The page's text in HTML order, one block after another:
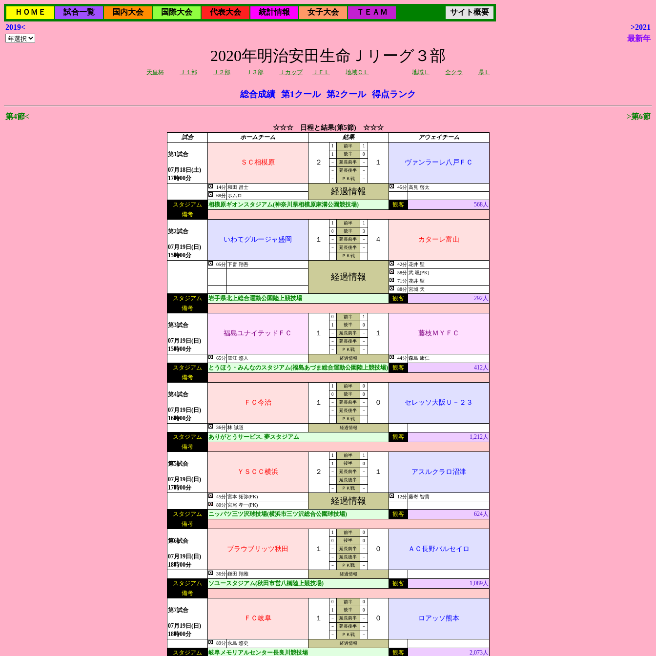
ＨＯＭＥ 試合一覧 国内大会 国際大会 代表大会 統計情報 女子大会 ＴＥＡＭ
サイト概要
2019<
>2021
最新年
2020年明治安田生命Ｊリーグ３部
天皇杯 Ｊ１部 Ｊ２部 Ｊ３部 Ｊカップ ＪＦＬ 地域ＣＬ 地域Ｌ 全クラ 県Ｌ
総合成績 第1クール 第2クール 得点ランク
第4節< >第6節
☆☆☆ 日程と結果(第5節) ☆☆☆
試合 ホームチーム 結果 アウェイチーム
第1試合
07月18日(土)
17時00分
ＳＣ相模原 ２
1 前半 1
１ ヴァンラーレ八戸ＦＣ
1 後半
0
－
延長前半
－
－
延長後半
－
－
ＰＫ戦 －
14分 和田 昌士 経過情報 45分 高見 啓太
68分 ホムロ
スタジアム 相模原ギオンスタジアム(神奈川県相模原麻溝公園競技場) 観客
568人
備考
第2試合
07月19日(日)
15時00分
いわてグルージャ盛岡 １
1 前半 1
４ カターレ富山
0 後半
3
－
延長前半
－
－
延長後半
－
－
ＰＫ戦 －
05分 下畠 翔吾
経過情報
42分 花井 聖
58分 武 颯(PK)
71分 花井 聖
88分 宮城 天
スタジアム 岩手県北上総合運動公園陸上競技場 観客
292人
備考
第3試合
07月19日(日)
15時00分
福島ユナイテッドＦＣ １
0 前半 1
１ 藤枝ＭＹＦＣ
1 後半
0
－
延長前半
－
－
延長後半
－
－
ＰＫ戦 －
65分 雪江 悠人 経過情報 44分 森島 康仁
スタジアム とうほう・みんなのスタジアム(福島あづま総合運動公園陸上競技場) 観客
412人
備考
第4試合
07月19日(日)
16時00分
ＦＣ今治 １
1 前半 0
０ セレッソ大阪Ｕ－２３
0 後半
0
－
延長前半
－
－
延長後半
－
－
ＰＫ戦 －
36分 林 誠道 経過情報
スタジアム ありがとうサービス. 夢スタジアム 観客
1,212人
備考
第5試合
07月19日(日)
17時00分
ＹＳＣＣ横浜 ２
1 前半 1
１ アスルクラロ沼津
1 後半
0
－
延長前半
－
－
延長後半
－
－
ＰＫ戦 －
45分 宮本 拓弥(PK) 経過情報 12分 藤嵜 智貴
80分 宮尾 孝一(PK)
スタジアム ニッパツ三ツ沢球技場(横浜市三ツ沢総合公園球技場) 観客
624人
備考
第6試合
07月19日(日)
18時00分
ブラウブリッツ秋田 １
1 前半 0
０ ＡＣ長野パルセイロ
0 後半
0
－
延長前半
－
－
延長後半
－
－
ＰＫ戦 －
36分 鎌田 翔雅 経過情報
スタジアム ソユースタジアム(秋田市営八橋陸上競技場) 観客
1,089人
備考
第7試合
07月19日(日)
18時00分
ＦＣ岐阜 １
0 前半 0
０ ロアッソ熊本
1 後半
0
－
延長前半
－
－
延長後半
－
－
ＰＫ戦 －
89分 永島 悠史 経過情報
スタジアム 岐阜メモリアルセンター長良川競技場 観客 2,073人